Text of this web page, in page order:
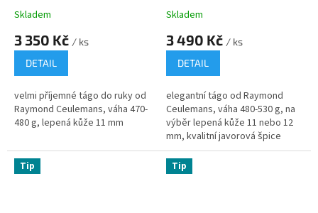
Skladem
3 350 Kč / ks
DETAIL
velmi příjemné tágo do ruky od
Raymond Ceulemans, váha 470-
480 g, lepená kůže 11 mm
Skladem
3 490 Kč / ks
DETAIL
elegantní tágo od Raymond
Ceulemans, váha 480-530 g, na
výběr lepená kůže 11 nebo 12
mm, kvalitní javorová špice
Tip Tip